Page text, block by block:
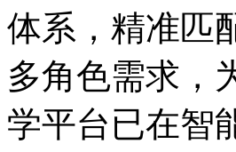
体系，精准
多角色需求
学平台已在智能